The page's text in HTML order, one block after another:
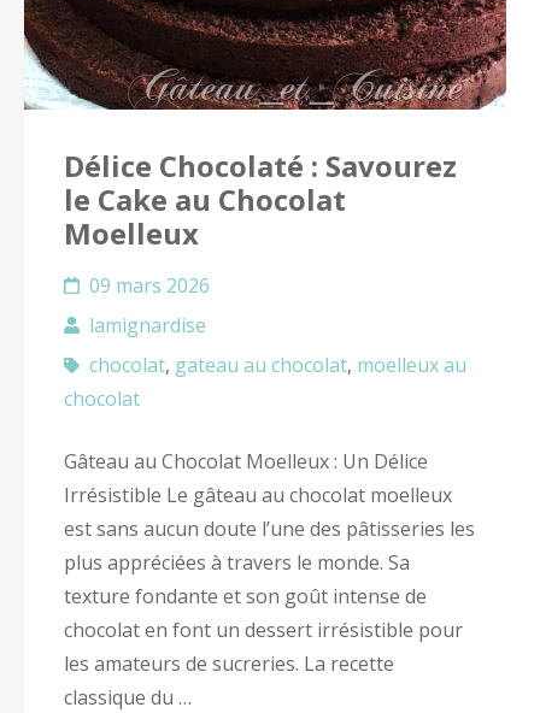
Délice Chocolaté : Savourez
le Cake au Chocolat
Moelleux
09 mars 2026
lamignardise
chocolat, gateau au chocolat, moelleux au
chocolat
Gâteau au Chocolat Moelleux : Un Délice
Irrésistible Le gâteau au chocolat moelleux
est sans aucun doute l’une des pâtisseries les
plus appréciées à travers le monde. Sa
texture fondante et son goût intense de
chocolat en font un dessert irrésistible pour
les amateurs de sucreries. La recette
classique du …